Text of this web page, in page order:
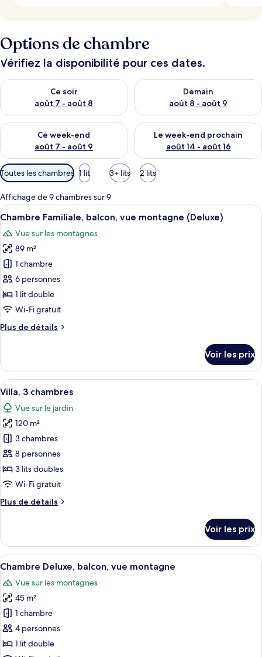
Options de chambre
Vérifiez la disponibilité pour ces dates.
Ce soir
août 7 - août 8
Vérifier la disponibilité pour ce soir août 7 - août 8
Demain
août 8 - août 9
Vérifier la disponibilité pour
Ce week-end
août 7 - août 9
Vérifier la disponibilité pour ce week-end août 7 - août 9
Le week-end prochain
août 14 - août 16
Vérifier la disponibilité pour
Filtres
disponibles
pour
les
chambres
Toutes les chambres 1 lit 3+ lits 2 lits
Affichage de 9 chambres sur 9
Afficher
toutes
les
photos
pour
ce
type
de
chambre :
Chambre
vue
montagne
(Deluxe)
Une chambre d’hôtel moderne
8
Chambre Familiale, balcon, vue montagne (Deluxe)
Vue sur les montagnes
89 m²
1 chambre
6 personnes
1 lit double
Wi-Fi gratuit
Plus de détails
Plus
le
type
de
Chambre
Familiale,
balcon,
vue
montagne
(Deluxe)
Voir les prix
Afficher
toutes
les
photos
pour
ce
type
de
chambre :
Villa,
Un bâtiment moderne doté d’un
18
Villa, 3 chambres
Vue sur le jardin
120 m²
3 chambres
8 personnes
3 lits doubles
Wi-Fi gratuit
Plus de détails
Plus
le
type
de
Villa,
3
chambres
Voir les prix
Afficher
toutes
les
photos
pour
ce
type
de
Une chambre d’hôtel moderne
6
Chambre Deluxe, balcon, vue montagne
Vue sur les montagnes
45 m²
1 chambre
4 personnes
1 lit double